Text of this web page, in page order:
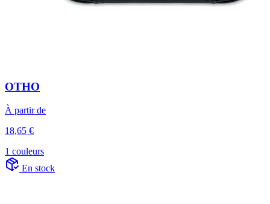
OTHO
À partir de
18,65 €
1 couleurs
En stock